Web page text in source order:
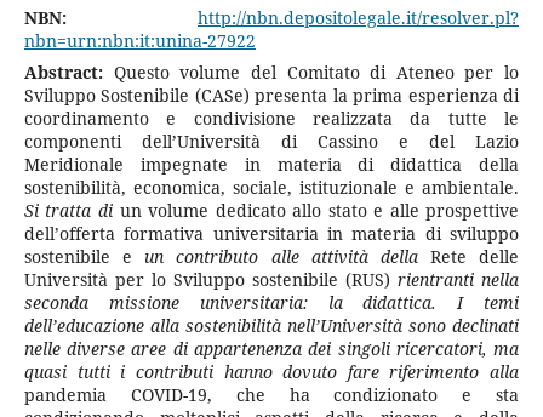
NBN:http://nbn.depositolegale.it/resolver.pl?
nbn=urn:nbn:it:unina-27922
Abstract: Questo volume del Comitato di Ateneo per lo
Sviluppo Sostenibile (CASe) presenta la prima esperienza di
coordinamento e condivisione realizzata da tutte le
componenti dell’Università di Cassino e del Lazio
Meridionale impegnate in materia di didattica della
sostenibilità, economica, sociale, istituzionale e ambientale.
Si tratta di un volume dedicato allo stato e alle prospettive
dell’offerta formativa universitaria in materia di sviluppo
sostenibile e un contributo alle attività della Rete delle
Università per lo Sviluppo sostenibile (RUS)rientranti nella
seconda missione universitaria: la didattica. I temi
dell’educazione alla sostenibilità nell’Università sono declinati
nelle diverse aree di appartenenza dei singoli ricercatori, ma
quasi tutti i contributi hanno dovuto fare riferimento alla
pandemia COVID-19, che ha condizionato e sta